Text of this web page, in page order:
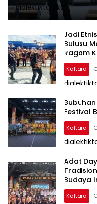
Sejumlah
dialektiktarakan
Jadi
Bulusu
Ragam
Kaltara
Festival
Kaltara
Adat
Budaya
Kaltara